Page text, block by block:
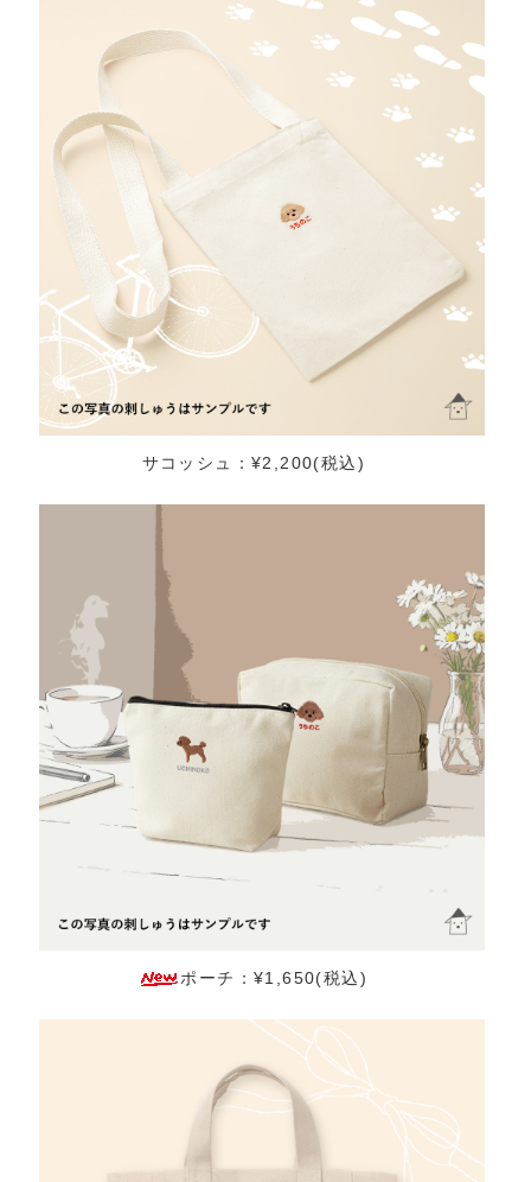
サコッシュ：¥2,200(税込)
ポーチ：¥1,650(税込)